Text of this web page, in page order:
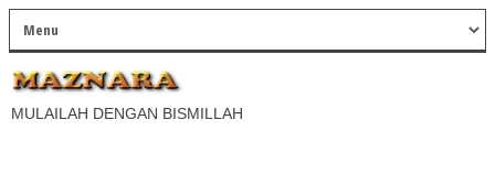
MULAILAH DENGAN BISMILLAH